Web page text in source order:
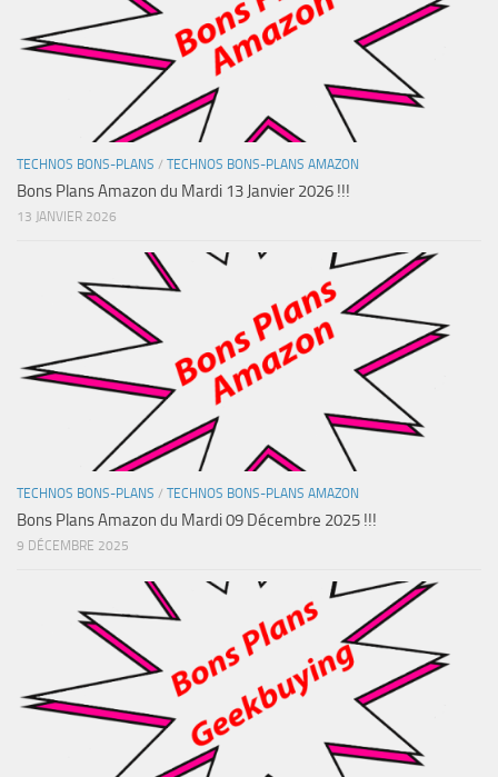
TECHNOS BONS-PLANS / TECHNOS BONS-PLANS AMAZON
Bons Plans Amazon du Mardi 13 Janvier 2026 !!!
13 JANVIER 2026
TECHNOS BONS-PLANS / TECHNOS BONS-PLANS AMAZON
Bons Plans Amazon du Mardi 09 Décembre 2025 !!!
9 DÉCEMBRE 2025